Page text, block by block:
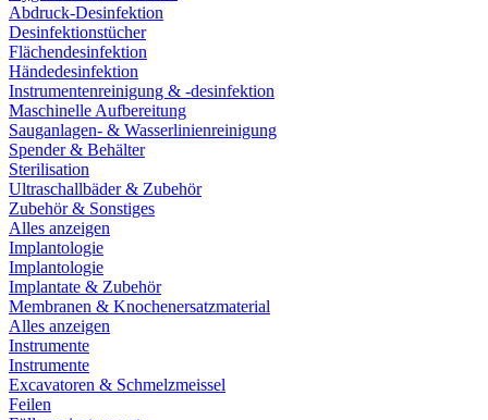
Abdruck-Desinfektion
Desinfektionstücher
Flächendesinfektion
Händedesinfektion
Instrumentenreinigung & -desinfektion
Maschinelle Aufbereitung
Sauganlagen- & Wasserlinienreinigung
Spender & Behälter
Sterilisation
Ultraschallbäder & Zubehör
Zubehör & Sonstiges
Alles anzeigen
Implantologie
Implantologie
Implantate & Zubehör
Membranen & Knochenersatzmaterial
Alles anzeigen
Instrumente
Instrumente
Excavatoren & Schmelzmeissel
Feilen